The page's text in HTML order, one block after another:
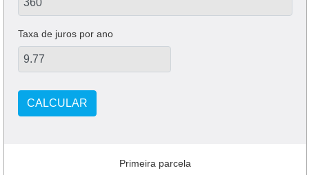
Taxa de juros por ano
CALCULAR
Primeira parcela